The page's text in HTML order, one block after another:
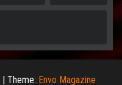
| Theme: Envo Magazine